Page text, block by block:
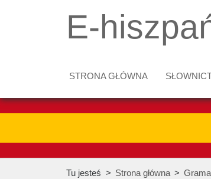
E-
STRONA GŁÓWNA
Tu jesteś > Strona główna >